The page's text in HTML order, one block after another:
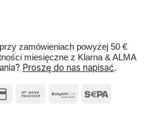
zamówieniach powyżej 50 €
miesięczne z Klarna & ALMA
Proszę do nas napisać.